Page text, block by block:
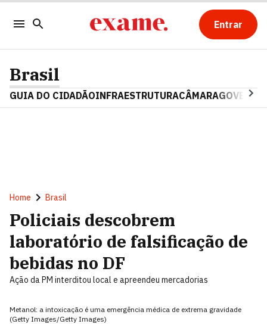
Entrar
Brasil
GUIA DO CIDADÃOINFRAESTRUTURACÂMARAGOVERNO
Home Brasil
Policiais descobrem
laboratório de falsificação de
bebidas no DF
Ação da PM interditou local e apreendeu mercadorias
Metanol: a intoxicação é uma emergência médica de extrema gravidade
(Getty Images/Getty Images)